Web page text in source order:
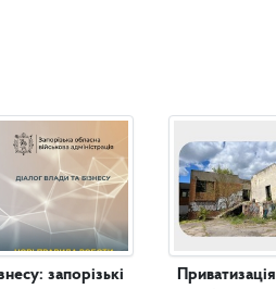
запорізькі